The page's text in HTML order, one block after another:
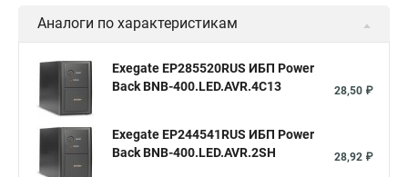
Аналоги по характеристикам
Exegate EP285520RUS ИБП Power
Back BNB-400.LED.AVR.4C13
28,50 ₽
Exegate EP244541RUS ИБП Power
Back BNB-400.LED.AVR.2SH
28,92 ₽